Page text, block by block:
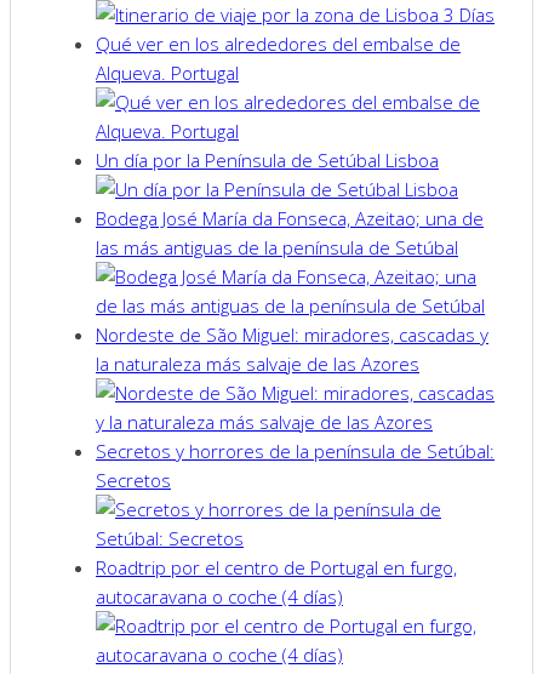
Qué ver en los alrededores del embalse de
Alqueva. Portugal
Un día por la Península de Setúbal Lisboa
Bodega José María da Fonseca, Azeitao; una de
las más antiguas de la península de Setúbal
Nordeste de São Miguel: miradores, cascadas y
la naturaleza más salvaje de las Azores
Secretos y horrores de la península de Setúbal:
Secretos
Roadtrip por el centro de Portugal en furgo,
autocaravana o coche (4 días)